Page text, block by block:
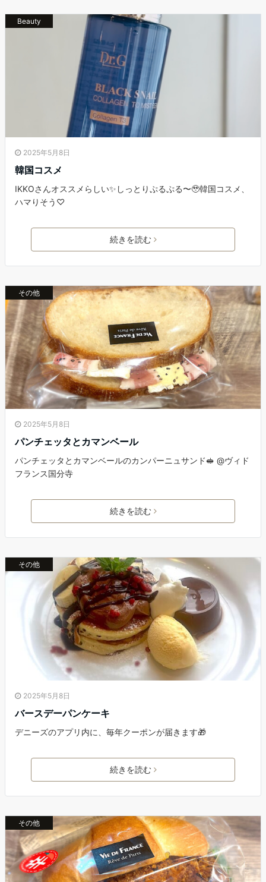
Beauty
2025年5月8日
韓国コスメ
IKKOさんオススメらしい✨しっとりぷるぷる〜🥹韓国コスメ、
ハマりそう♡
続きを読む
その他
2025年5月8日
パンチェッタとカマンベール
パンチェッタとカマンベールのカンパーニュサンド🥪 @ヴィド
フランス国分寺
続きを読む
その他
2025年5月8日
バースデーパンケーキ
デニーズのアプリ内に、毎年クーポンが届きます🎁
続きを読む
その他